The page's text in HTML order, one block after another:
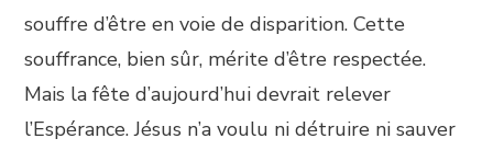
souffre d’être en voie de disparition. Cette
souffrance, bien sûr, mérite d’être respectée.
Mais la fête d’aujourd’hui devrait relever
l’Espérance. Jésus n’a voulu ni détruire ni sauver